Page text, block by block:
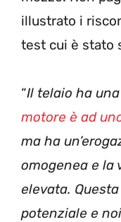
illustrato i
test cui è stato
“Il telaio ha
motore è ad
ma ha
omogenea e la
elevata.
potenziale e